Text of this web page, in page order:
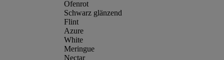
Ofenrot
Schwarz glänzend
Flint
Azure
White
Meringue
Nectar